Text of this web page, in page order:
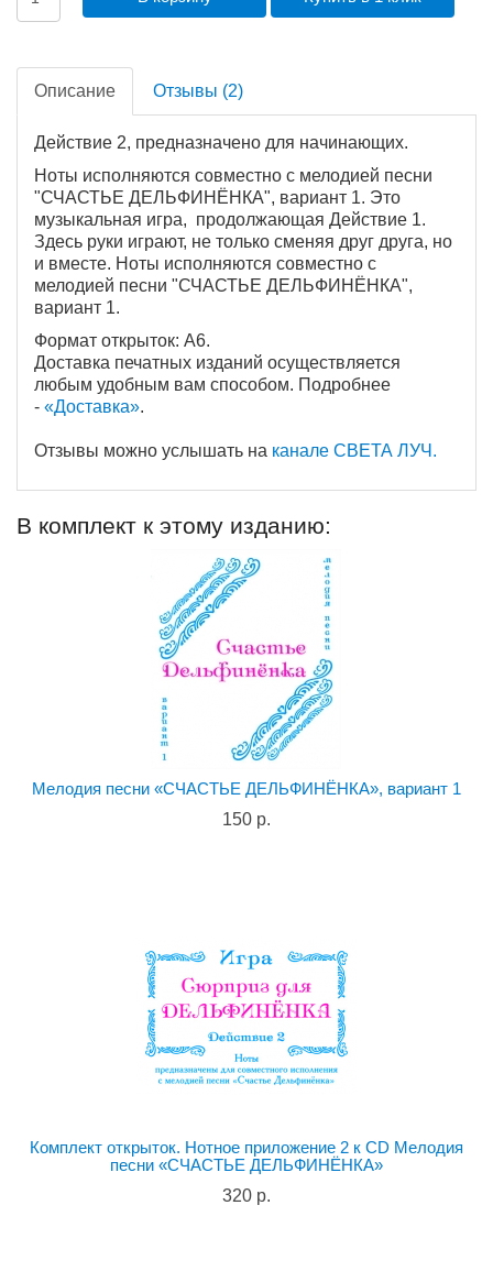
Описание Отзывы (2)
Действие 2, предназначено для начинающих.
Ноты исполняются совместно с мелодией песни
"СЧАСТЬЕ ДЕЛЬФИНЁНКА", вариант 1. Это
музыкальная игра, продолжающая Действие 1.
Здесь руки играют, не только сменяя друг друга, но
и вместе. Ноты исполняются совместно с
мелодией песни "СЧАСТЬЕ ДЕЛЬФИНЁНКА",
вариант 1.
Формат открыток: A6.
Доставка печатных изданий осуществляется
любым удобным вам способом. Подробнее
- «Доставка».
Отзывы можно услышать на канале СВЕТА ЛУЧ.
В комплект к этому изданию:
Мелодия песни «СЧАСТЬЕ ДЕЛЬФИНЁНКА», вариант 1
150 р.
Комплект открыток. Нотное приложение 2 к CD Мелодия
песни «СЧАСТЬЕ ДЕЛЬФИНЁНКА»
320 р.